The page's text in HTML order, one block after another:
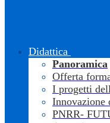
Didattica
Panoramica
Offerta
I progetti
Innovazione
PNRR-